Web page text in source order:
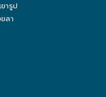
ารูป
ลา